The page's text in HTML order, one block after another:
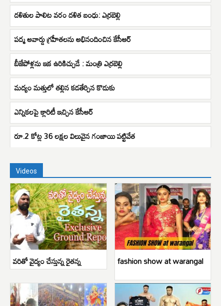
దళితుల పాలిట వరం దళిత బంధు: ఎర్రబెల్లి
పద్మ అవార్డు గ్రహీతలను అభినందించిన కేసీఆర్
బీజేపోళ్లను ఇక ఉరికిచ్చుడే : మంత్రి ఎర్రబెల్లి
మద్యం మత్తులో తల్లిన కడతేర్చిన కొడుకు
ఎన్నికలపై క్లారిటీ ఇచ్చిన కేసీఆర్
రూ.2 కోట్ల 36 లక్షల విలువైన గంజాయి పట్టివేత
Videos
వరితో వైద్యం చేస్తున్న రైతన్న fashion show at warangal